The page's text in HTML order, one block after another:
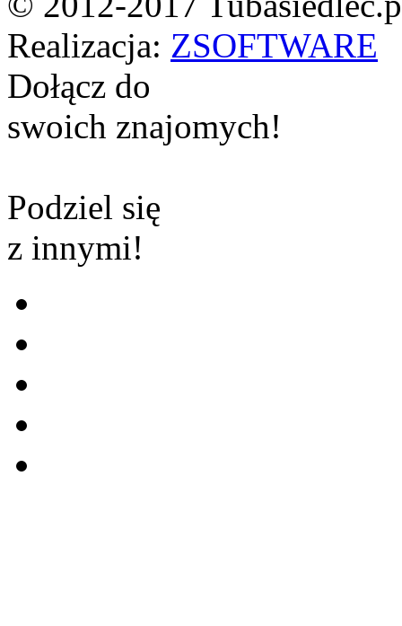
Realizacja: ZSOFTWARE
Dołącz do
swoich znajomych!
Podziel się
z innymi!